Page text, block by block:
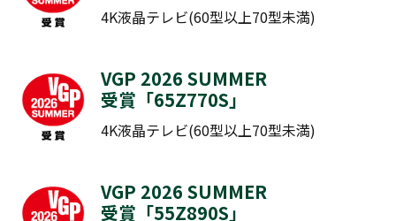
4K液晶テレビ(60型以上70型未満)
VGP 2026 SUMMER
受賞「65Z770S​​​​​​」
4K液晶テレビ(60型以上70型未満)
VGP 2026 SUMMER
受賞「55Z890S​​​​​​」